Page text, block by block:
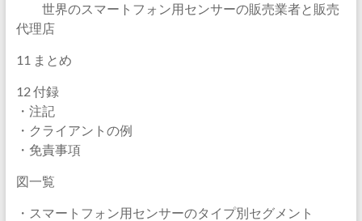
世界のスマートフォン用センサーの販売業者と販売
代理店
11 まとめ
12 付録
・注記
・クライアントの例
・免責事項
図一覧
・スマートフォン用センサーのタイプ別セグメント